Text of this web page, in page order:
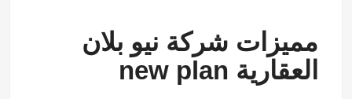
مميزات شركة نيو بلان
العقارية new plan